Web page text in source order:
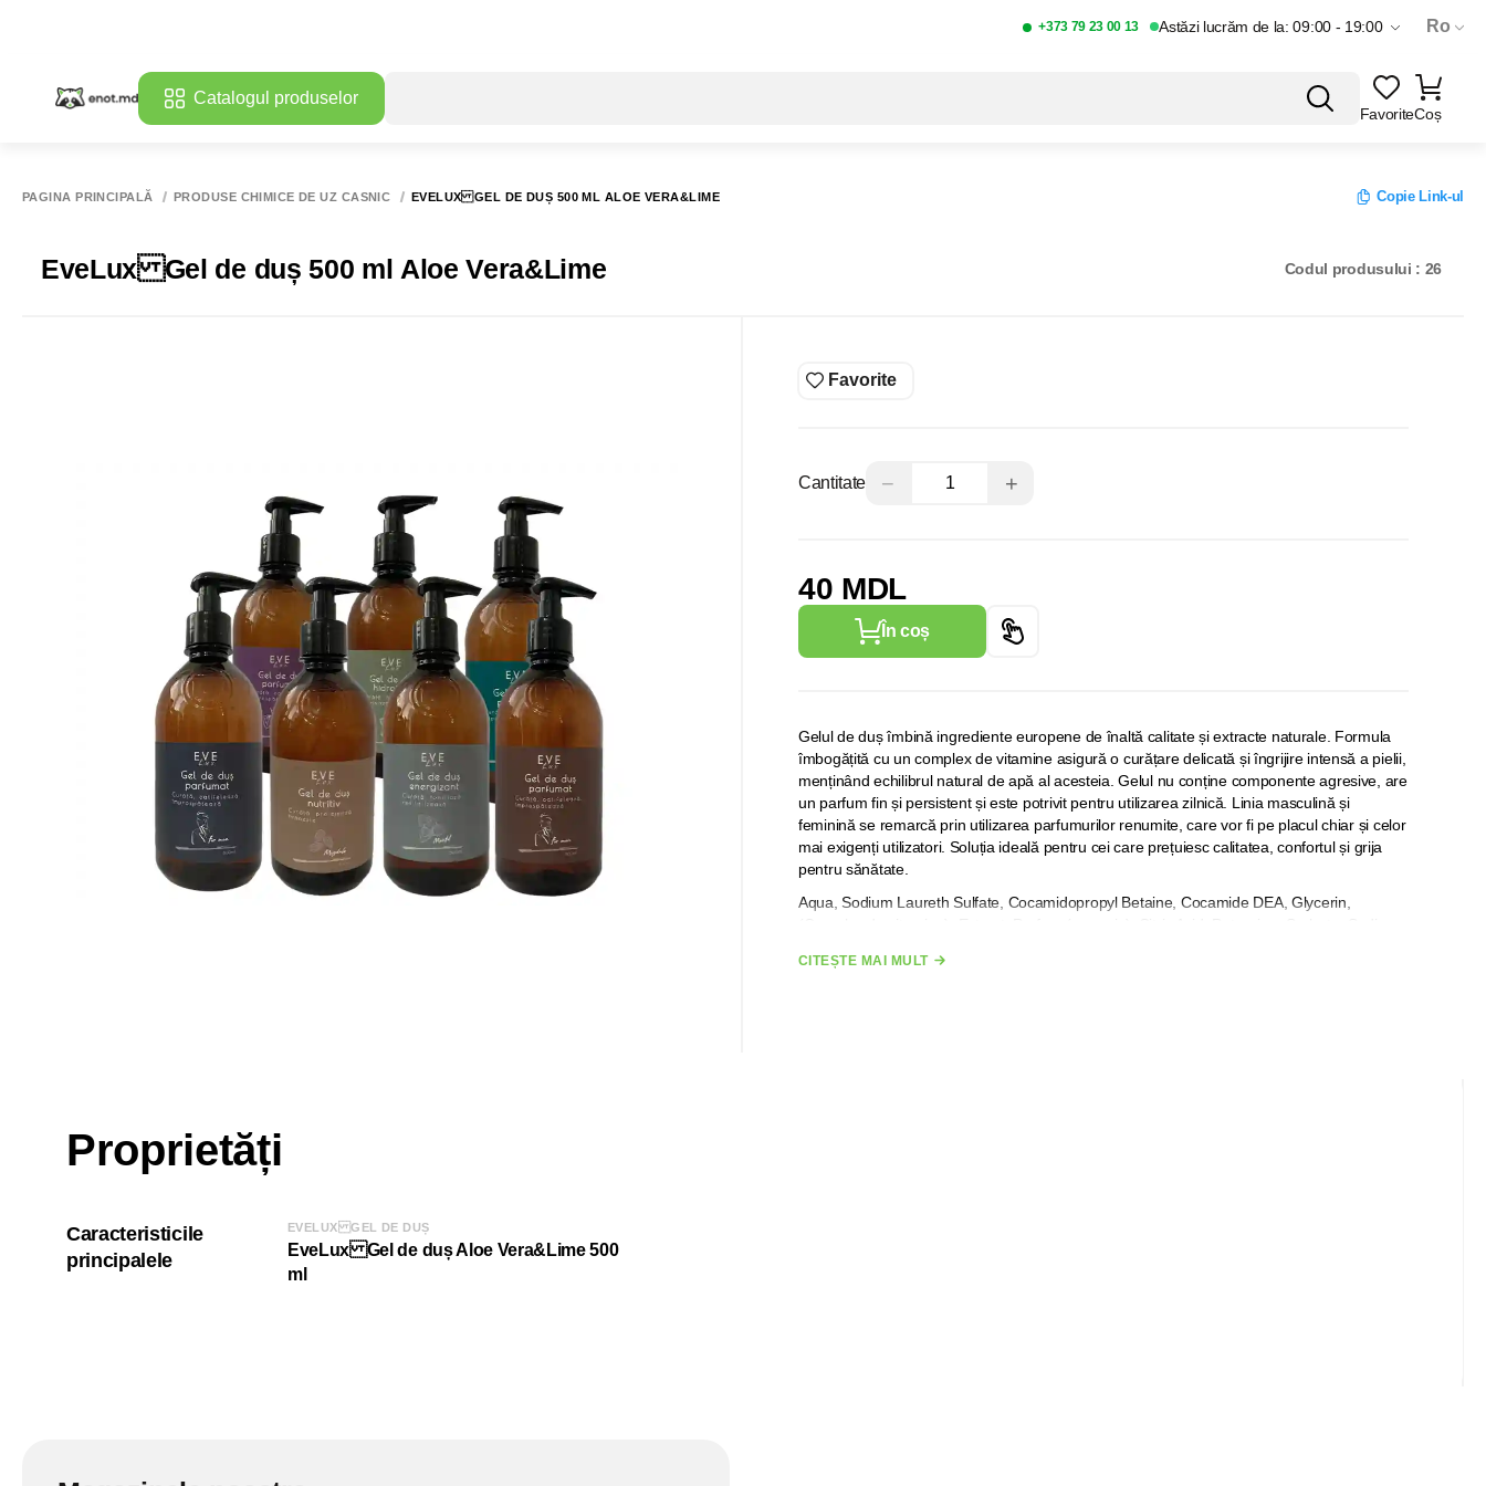
+373 79 23 00 13 Astăzi lucrăm de la: 09:00 - 19:00 Ro
Catalogul produselor
FavoriteCoș
PAGINA PRINCIPALĂ PRODUSE CHIMICE DE UZ CASNIC EVELUX GEL DE DUȘ 500 ML ALOE VERA&LIME Copie Link-ul
EveLux Gel de duș 500 ml Aloe Vera&Lime Codul produsului : 26
Favorite
Cantitate − +
40 MDL
În coș
Gelul de duș îmbină ingrediente europene de înaltă calitate și extracte naturale. Formula
îmbogățită cu un complex de vitamine asigură o curățare delicată și îngrijire intensă a pielii,
menținând echilibrul natural de apă al acesteia. Gelul nu conține componente agresive, are
un parfum fin și persistent și este potrivit pentru utilizarea zilnică. Linia masculină și
feminină se remarcă prin utilizarea parfumurilor renumite, care vor fi pe placul chiar și celor
mai exigenți utilizatori. Soluția ideală pentru cei care prețuiesc calitatea, confortul și grija
pentru sănătate.
Aqua, Sodium Laureth Sulfate, Cocamidopropyl Betaine, Cocamide DEA, Glycerin,
CITEȘTE MAI MULT
Proprietăți
Caracteristicile
principalele
EVELUX GEL DE DUȘ
EveLux Gel de duș Aloe Vera&Lime 500
ml